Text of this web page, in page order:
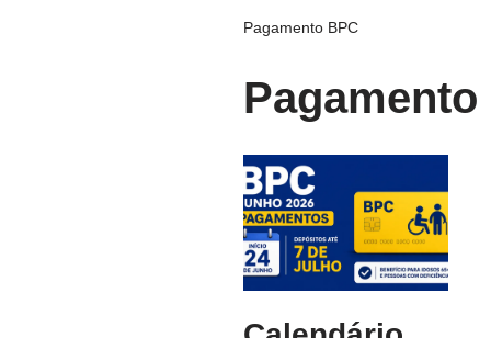
Pagamento BPC
Pagamento